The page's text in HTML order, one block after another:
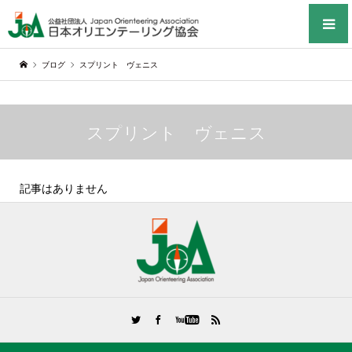
ブログ スプリント ヴェニス
スプリント ヴェニス
記事はありません